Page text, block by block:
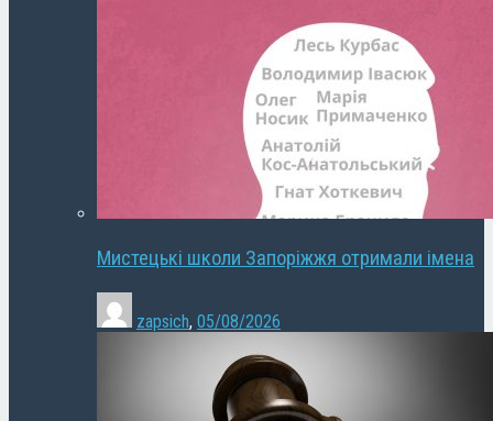
Мистецькі школи Запоріжжя отримали імена
zapsich, 05/08/2026